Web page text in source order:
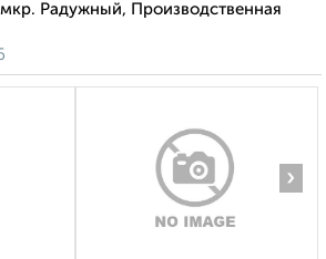
Радужный, Производственная
›